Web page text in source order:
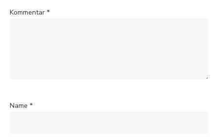
Kommentar *
Name *